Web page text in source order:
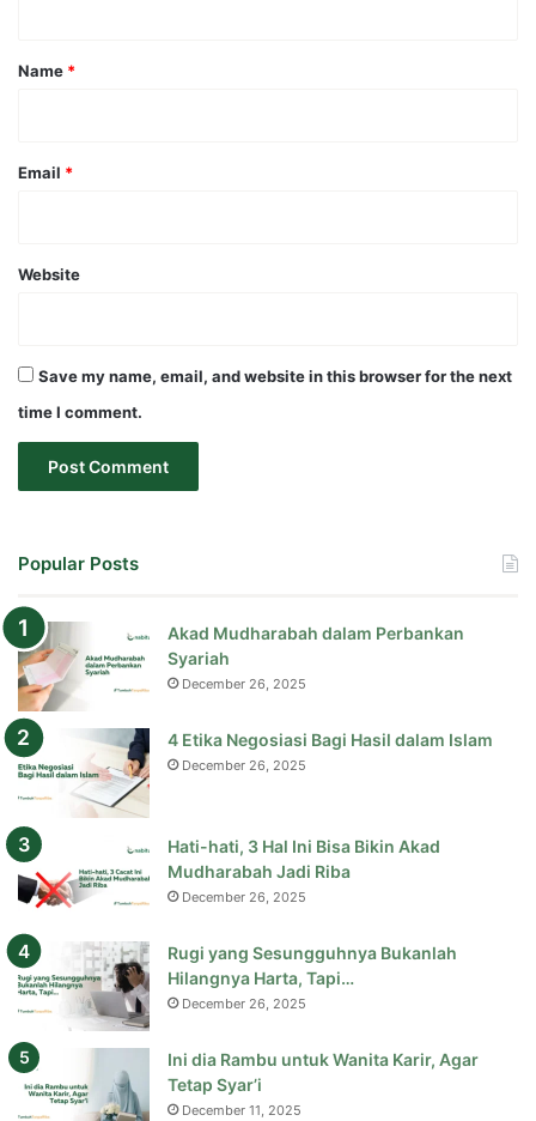
*
Name *
Email *
Website
Save my name, email, and website in this browser for the next
time I comment.
Popular Posts
Akad Mudharabah dalam Perbankan
Syariah
December 26, 2025
4 Etika Negosiasi Bagi Hasil dalam Islam
December 26, 2025
Hati-hati, 3 Hal Ini Bisa Bikin Akad
Mudharabah Jadi Riba
December 26, 2025
Rugi yang Sesungguhnya Bukanlah
Hilangnya Harta, Tapi…
December 26, 2025
Ini dia Rambu untuk Wanita Karir, Agar
Tetap Syar’i
December 11, 2025